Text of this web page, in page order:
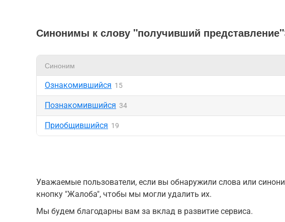
Синонимы к слову "получивший представление"
Синоним
Ознакомившийся 15
Познакомившийся 34
Приобщившийся 19
Уважаемые пользователи, если вы обнаружили слова или
кнопку "Жалоба", чтобы мы могли удалить их.
Мы будем благодарны вам за вклад в развитие сервиса.